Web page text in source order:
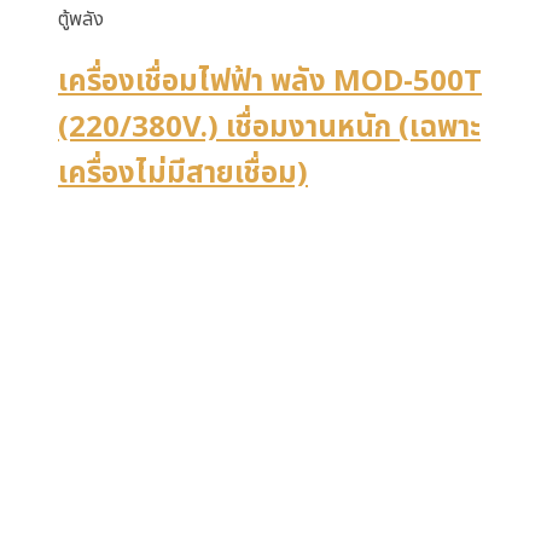
ตู้พลัง
เครื่องเชื่อมไฟฟ้า พลัง MOD-500T
(220/380V.) เชื่อมงานหนัก (เฉพาะ
เครื่องไม่มีสายเชื่อม)